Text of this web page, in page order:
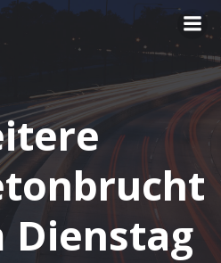
Zum
springen
Dienstag